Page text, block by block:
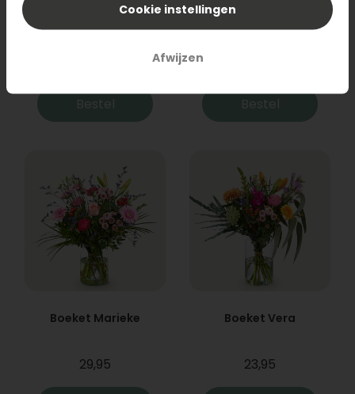
Boeket Raya
Bestel
Sanseveria
Bestel
Boeket Marieke
29,95
Boeket Vera
23,95
Cookie instellingen
Afwijzen